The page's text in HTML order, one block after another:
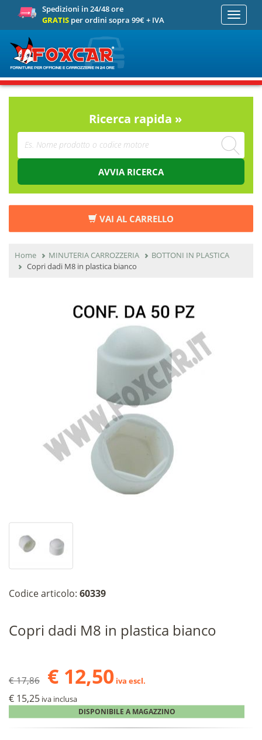
Spedizioni in 24/48 ore
GRATIS per ordini sopra 99€ + IVA
Toggle
Ricerca rapida »
AVVIA RICERCA
VAI AL CARRELLO
Home MINUTERIA CARROZZERIA
BOTTONI IN PLASTICA
Copri dadi M8 in plastica bianco
Codice articolo: 60339
Copri dadi M8 in plastica bianco
€ 17,86 € 12,50 iva escl.
€ 15,25 iva inclusa
DISPONIBILE A MAGAZZINO